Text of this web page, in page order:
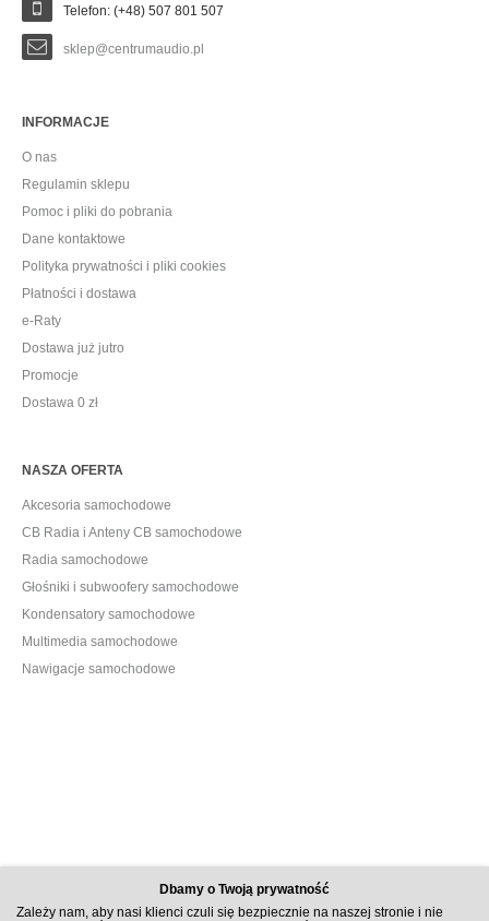
Dbamy o Twoją prywatność
Zależy nam, aby nasi klienci czuli się bezpiecznie na naszej stronie i nie
Telefon: (+48) 507 801 507
sklep@centrumaudio.pl
INFORMACJE
O nas
Regulamin sklepu
Pomoc i pliki do pobrania
Dane kontaktowe
Polityka prywatności i pliki cookies
Płatności i dostawa
e-Raty
Dostawa już jutro
Promocje
Dostawa 0 zł
NASZA OFERTA
Akcesoria samochodowe
CB Radia i Anteny CB samochodowe
Radia samochodowe
Głośniki i subwoofery samochodowe
Kondensatory samochodowe
Multimedia samochodowe
Nawigacje samochodowe